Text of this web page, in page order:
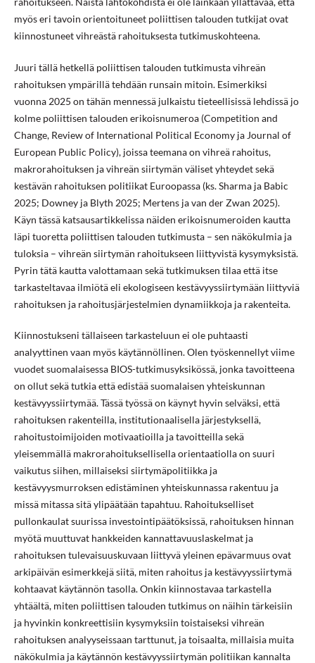
myös eri tavoin orientoituneet poliittisen talouden tutkijat ovat
kiinnostuneet vihreästä rahoituksesta tutkimuskohteena.
Juuri tällä hetkellä poliittisen talouden tutkimusta vihreän
rahoituksen ympärillä tehdään runsain mitoin. Esimerkiksi
vuonna 2025 on tähän mennessä julkaistu tieteellisissä lehdissä jo
kolme poliittisen talouden erikoisnumeroa (Competition and
Change, Review of International Political Economy ja Journal of
European Public Policy), joissa teemana on vihreä rahoitus,
makrorahoituksen ja vihreän siirtymän väliset yhteydet sekä
kestävän rahoituksen politiikat Euroopassa (ks. Sharma ja Babic
2025; Downey ja Blyth 2025; Mertens ja van der Zwan 2025).
Käyn tässä katsausartikkelissa näiden erikoisnumeroiden kautta
läpi tuoretta poliittisen talouden tutkimusta – sen näkökulmia ja
tuloksia – vihreän siirtymän rahoitukseen liittyvistä kysymyksistä.
Pyrin tätä kautta valottamaan sekä tutkimuksen tilaa että itse
tarkasteltavaa ilmiötä eli ekologiseen kestävyyssiirtymään liittyviä
rahoituksen ja rahoitusjärjestelmien dynamiikkoja ja rakenteita.
Kiinnostukseni tällaiseen tarkasteluun ei ole puhtaasti
analyyttinen vaan myös käytännöllinen. Olen työskennellyt viime
vuodet suomalaisessa BIOS-tutkimusyksikössä, jonka tavoitteena
on ollut sekä tutkia että edistää suomalaisen yhteiskunnan
kestävyyssiirtymää. Tässä työssä on käynyt hyvin selväksi, että
rahoituksen rakenteilla, institutionaalisella järjestyksellä,
rahoitustoimijoiden motivaatioilla ja tavoitteilla sekä
yleisemmällä makrorahoituksellisella orientaatiolla on suuri
vaikutus siihen, millaiseksi siirtymäpolitiikka ja
kestävyysmurroksen edistäminen yhteiskunnassa rakentuu ja
missä mitassa sitä ylipäätään tapahtuu. Rahoitukselliset
pullonkaulat suurissa investointipäätöksissä, rahoituksen hinnan
myötä muuttuvat hankkeiden kannattavuuslaskelmat ja
rahoituksen tulevaisuuskuvaan liittyvä yleinen epävarmuus ovat
arkipäivän esimerkkejä siitä, miten rahoitus ja kestävyyssiirtymä
kohtaavat käytännön tasolla. Onkin kiinnostavaa tarkastella
yhtäältä, miten poliittisen talouden tutkimus on näihin tärkeisiin
ja hyvinkin konkreettisiin kysymyksiin toistaiseksi vihreän
rahoituksen analyyseissaan tarttunut, ja toisaalta, millaisia muita
näkökulmia ja käytännön kestävyyssiirtymän politiikan kannalta